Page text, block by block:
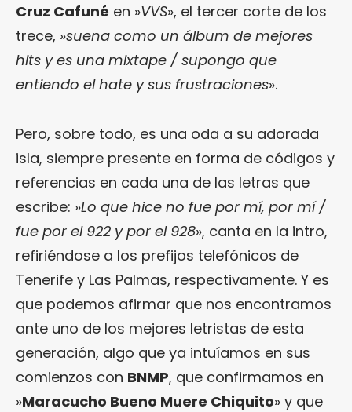
Cruz Cafuné en »VVS», el tercer corte de los
trece, »suena como un álbum de mejores
hits y es una mixtape / supongo que
entiendo el hate y sus frustraciones».
Pero, sobre todo, es una oda a su adorada
isla, siempre presente en forma de códigos y
referencias en cada una de las letras que
escribe: »Lo que hice no fue por mí, por mí /
fue por el 922 y por el 928», canta en la intro,
refiriéndose a los prefijos telefónicos de
Tenerife y Las Palmas, respectivamente. Y es
que podemos afirmar que nos encontramos
ante uno de los mejores letristas de esta
generación, algo que ya intuíamos en sus
comienzos con BNMP, que confirmamos en
»Maracucho Bueno Muere Chiquito» y que